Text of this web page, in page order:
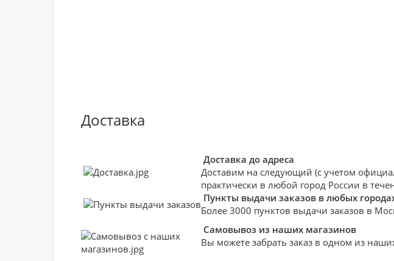
Доставка
Доставка до адреса
Доставим на следующий (с учетом
практически в любой город России в
Пункты выдачи заказов в любых
Более 3000 пунктов выдачи заказов в
Самовывоз из наших магазинов
Вы можете забрать заказ в одном из